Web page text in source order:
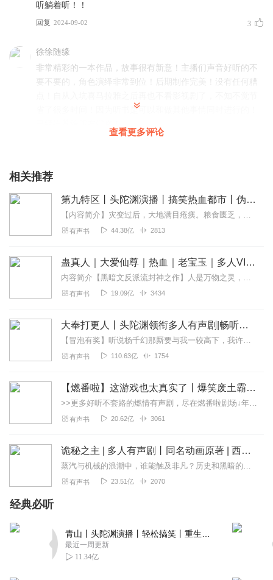
听躺着听！！
回复 2024-09-02 3
徐徐随缘
非常精彩的一本作品，故事很有新意！主播们声音好听的不
要不要的，角色演绎非常到位！后期制作完美！没有任何糟
省了很多时间！因为听书是可以和做其他事情同时进行的！
麦穗_J
2024-09-02 3
精彩陶喆
2024-09-23 1
瑞瑞威武霸气
适合播哄睡电台。
2024-09-10 1
剧本前面的故事渲染不错，情节走势还算激情热血，苏青在
冒险中还略带幽默，让我不禁带入到养成类游戏中的感觉，
期待后面的故事发展……主播演播代入感强，声音不仅好
的，角色的人物特点演播都很鲜明。后期场景搭建可圈可
听听这本书，会有一种耳旁一亮的新鲜听感，还是蛮不错
的。
爱玩手机的文
查看更多评论
相关推荐
第九特区丨头陀渊演播丨搞笑热血都市丨伪戒丨VIP免费多人有声剧
【内容简介】灾变过后，大地满目疮痍。粮食匮乏，资源紧俏，局势混乱……一位从待规划区杀出来的青年，背对着漫天黄沙，孤身来到九区谋生，却不曾想偶然结识三五好友，一念...
有声书 44.38亿 2813
蛊真人｜大爱仙尊｜热血｜老宝玉｜多人VIP免费有声剧
内容简介【黑暗文反派流封神之作】人是万物之灵，蛊是天地真精。一个穿越者不断重生的故事。一个养蛊、炼蛊、用蛊的奇特世界。配音组（男角色）老宝玉旁白...
有声书 19.09亿 3434
大奉打更人丨头陀渊领衔多人有声剧|畅听全集|王鹤棣、田曦薇主演影视剧原著|卖报小郎君
【冒泡有奖】听说杨千幻那厮要与我一较高下，我许七安要开始装叉了！快进入声音播放页戳下方输入框，冒个泡偷偷告诉我，我要用哪些诗词才能胜过他？说得好的，有赏！202...
有声书 110.63亿 1754
【燃番啦】这游戏也太真实了丨爆笑废土霸榜神作丨紫襟剧社制作
>>更多好听不套路的燃情有声剧，尽在燃番啦剧场↓年度重磅推荐本专辑为VIP免费专辑每天上午10点5集更新，订阅可以听到最新内容哦！每周抽一个专辑五星优质评论送...
有声书 20.62亿 3061
诡秘之主 | 多人有声剧丨同名动画原著 | 西幻克苏鲁 | 乌贼作品
蒸汽与机械的浪潮中，谁能触及非凡？历史和黑暗的迷雾里，又是谁在耳语？我从诡秘中醒来，睁眼看见这个世界：枪械，大炮，巨舰，飞空艇，差分机；魔药，占卜，诅咒，倒吊人...
有声书 23.51亿 2070
经典必听
最近一周更新
11.34亿